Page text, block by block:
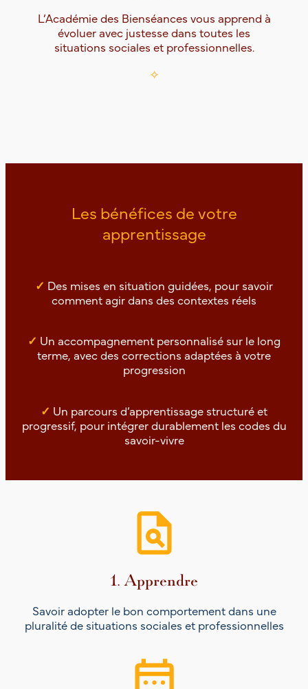
L’Académie des Bienséances vous apprend à
évoluer avec justesse dans toutes les
situations sociales et professionnelles.
✧
Les bénéfices de votre
apprentissage
✓ Des mises en situation guidées, pour savoir
comment agir dans des contextes réels
✓ Un accompagnement personnalisé sur le long
terme, avec des corrections adaptées à votre
progression
✓ Un parcours d’apprentissage structuré et
progressif, pour intégrer durablement les codes du
savoir-vivre
1. Apprendre
Savoir adopter le bon comportement dans une
pluralité de situations sociales et professionnelles